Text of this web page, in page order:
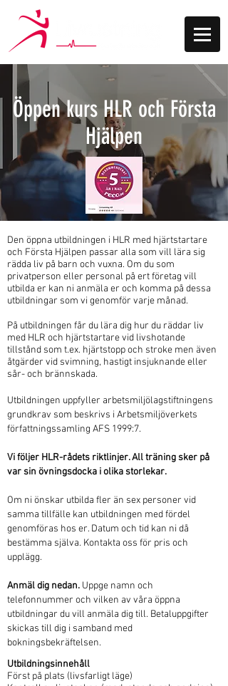
Öppen kurs HLR och Första
Hjälpen
Den öppna utbildningen i HLR med hjärtstartare
och Första Hjälpen passar alla som vill lära sig
rädda liv på barn och vuxna. Om du som
privatperson eller personal på ert företag vill
utbilda er kan ni anmäla er och komma på dessa
utbildningar som vi genomför varje månad.
På utbildningen får du lära dig hur du räddar liv
med HLR och hjärtstartare vid livshotande
tillstånd som t.ex. hjärtstopp och stroke men även
åtgärder vid svimning, hastigt insjuknande eller
sår- och brännskada.
Utbildningen uppfyller arbetsmiljölagstiftningens
grundkrav som beskrivs i Arbetsmiljöverkets
författningssamling AFS 1999:7.
Vi följer HLR-rådets riktlinjer. All träning sker på
var sin övningsdocka i olika storlekar.
Om ni önskar utbilda fler än sex personer vid
samma tillfälle kan utbildningen med fördel
genomföras hos er. Datum och tid kan ni då
bestämma själva. Kontakta oss för pris och
upplägg.
Anmäl dig nedan. Uppge namn och
telefonnummer och vilken av våra öppna
utbildningar du vill anmäla dig till. Betaluppgifter
skickas till dig i samband med
bokningsbekräftelsen.
Utbildningsinnehåll
Först på plats (livsfarligt läge)